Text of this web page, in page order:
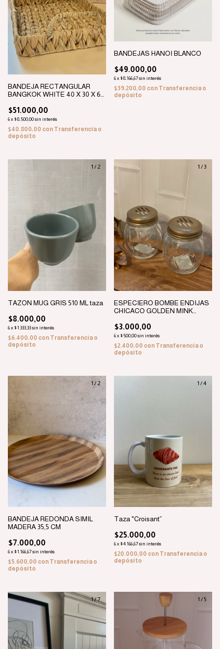
BANDEJA RECTANGULAR
BANGKOK WHITE 40 X 30 X 6
$51.000,00
6x$8.500,00sin interés
$40.800,00 con Transferencia o
depósito
BANDEJAS HANOI BLANCO
$49.000,00
6x$8.166,67sin interés
$39.200,00 con Transferencia o
depósito
1 / 2
TAZON MUG GRIS 510 ML taza
$8.000,00
6x$1.333,33sin interés
$6.400,00 con Transferencia o
depósito
1 /3
ESPECIERO BOMBE ENDIJAS
CHICACO GOLDEN MINK
$3.000,00
6x$500,00sin interés
$2.400,00 con Transferencia o
depósito
1/ 2
BANDEJA REDONDA SIMIL
MADERA 35,5 CM
$7.000,00
6x$1.166,67sin interés
$5.600,00 con Transferencia o
depósito
1 /4
Taza "Croisant”
$25.000,00
6x$4.166,67sin interés
$20.000,00 con Transferencia o
depósito
1/7 1 / 5